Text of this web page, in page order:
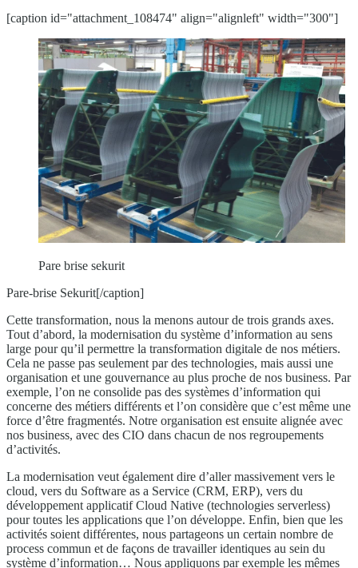
[caption id="attachment_108474" align="alignleft" width="300"]
Pare brise sekurit
Pare-brise Sekurit[/caption]
Cette transformation, nous la menons autour de trois grands axes.
Tout d’abord, la modernisation du système d’information au sens
large pour qu’il permettre la transformation digitale de nos métiers.
Cela ne passe pas seulement par des technologies, mais aussi une
organisation et une gouvernance au plus proche de nos business. Par
exemple, l’on ne consolide pas des systèmes d’information qui
concerne des métiers différents et l’on considère que c’est même une
force d’être fragmentés. Notre organisation est ensuite alignée avec
nos business, avec des CIO dans chacun de nos regroupements
d’activités.
La modernisation veut également dire d’aller massivement vers le
cloud, vers du Software as a Service (CRM, ERP), vers du
développement applicatif Cloud Native (technologies serverless)
pour toutes les applications que l’on développe. Enfin, bien que les
activités soient différentes, nous partageons un certain nombre de
process commun et de façons de travailler identiques au sein du
système d’information… Nous appliquons par exemple les mêmes